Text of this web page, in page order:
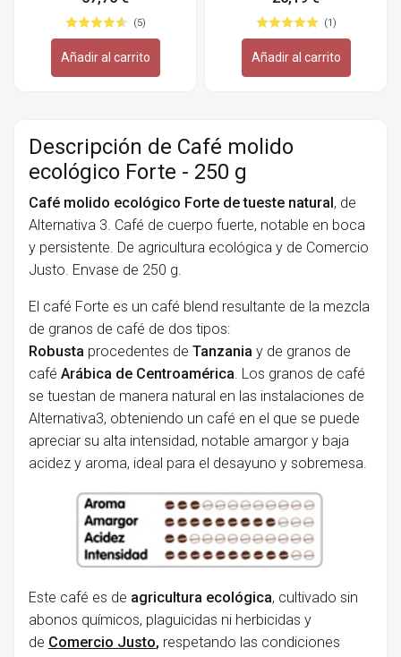
(5)
Añadir al carrito
(1)
Añadir al carrito
Descripción de Café molido
ecológico Forte - 250 g
Café molido ecológico Forte de tueste natural, de
Alternativa 3. Café de cuerpo fuerte, notable en boca
y persistente. De agricultura ecológica y de Comercio
Justo. Envase de 250 g.
El café Forte es un café blend resultante de la mezcla
de granos de café de dos tipos:
Robusta procedentes de Tanzania y de granos de
café Arábica de Centroamérica. Los granos de café
se tuestan de manera natural en las instalaciones de
Alternativa3, obteniendo un café en el que se puede
apreciar su alta intensidad, notable amargor y baja
acidez y aroma, ideal para el desayuno y sobremesa.
Este café es de agricultura ecológica, cultivado sin
abonos químicos, plaguicidas ni herbicidas y
de Comercio Justo, respetando las condiciones